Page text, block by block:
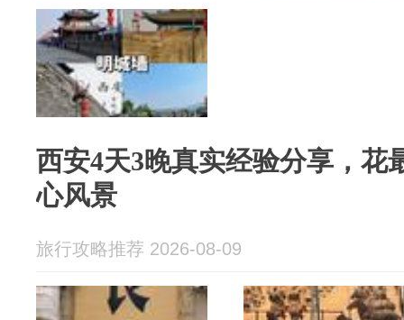
西安4天3晚真实经验分享，花
心风景
旅行攻略推荐 2026-08-09